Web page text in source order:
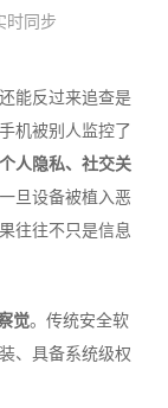
时同步
能反过来追查是
机被别人监控了
个人隐私、社交关
旦设备被植入恶
往往不只是信息
觉。传统安全软
、具备系统级权